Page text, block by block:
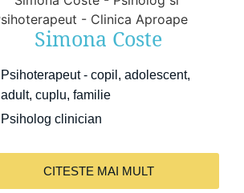
Simona Coste
Psihoterapeut - copil, adolescent,
adult, cuplu, familie
Psiholog clinician
CITESTE MAI MULT